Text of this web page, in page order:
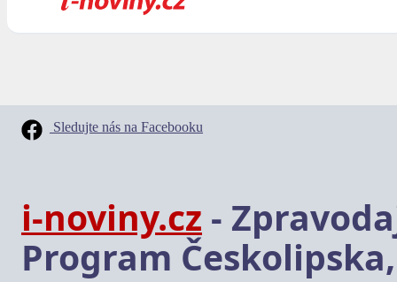
Sledujte nás na Facebooku
i-noviny.cz -
Program